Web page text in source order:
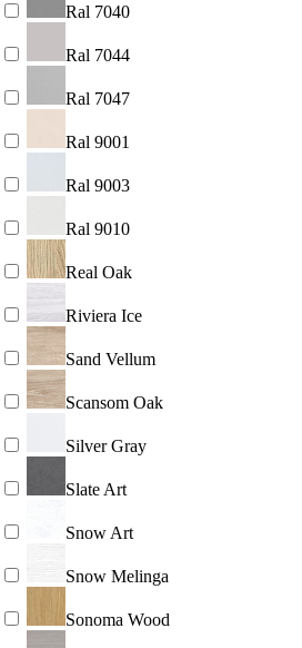
Ral 7040
Ral 7044
Ral 7047
Ral 9001
Ral 9003
Ral 9010
Real Oak
Riviera Ice
Sand Vellum
Scansom Oak
Silver Gray
Slate Art
Snow Art
Snow Melinga
Sonoma Wood